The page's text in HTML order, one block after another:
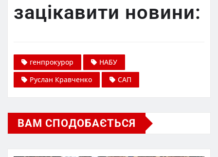
зацікавити новини:
генпрокурор
НАБУ
Руслан Кравченко
САП
ВАМ СПОДОБАЄТЬСЯ